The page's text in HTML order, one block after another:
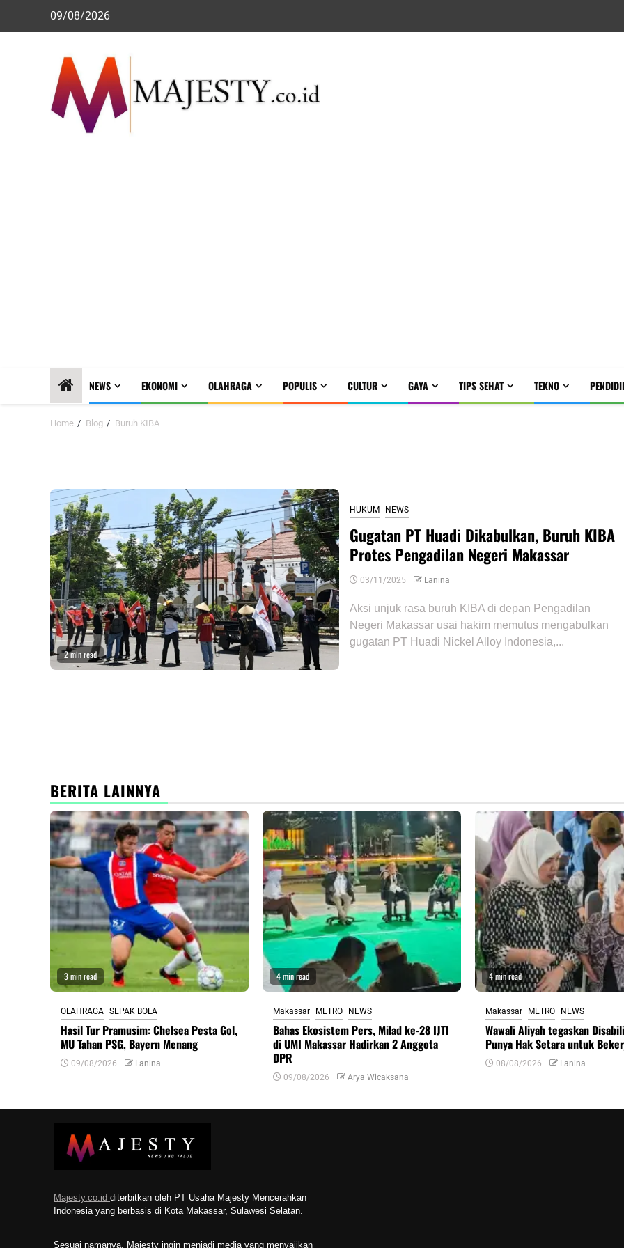
09/08/2026
NEWS EKONOMI OLAHRAGA POPULIS CULTUR GAYA TIPS SEHAT TEKNO
Home Blog Buruh KIBA
2 min read
HUKUM NEWS
Gugatan PT Huadi Dikabulkan, Buruh KIBA
Protes Pengadilan Negeri Makassar
03/11/2025 Lanina
Aksi unjuk rasa buruh KIBA di depan Pengadilan
Negeri Makassar usai hakim memutus mengabulkan
gugatan PT Huadi Nickel Alloy Indonesia,...
BERITA LAINNYA
3 min read
OLAHRAGA SEPAK BOLA
Hasil Tur Pramusim: Chelsea Pesta Gol,
MU Tahan PSG, Bayern Menang
09/08/2026 Lanina
4 min read
Makassar METRO NEWS
Bahas Ekosistem Pers, Milad ke-28 IJTI
di UMI Makassar Hadirkan 2 Anggota
DPR
09/08/2026 Arya Wicaksana
4 min read
Makassar METRO NEWS
Wawali Aliyah tegaskan
Punya Hak Setara untuk
08/08/2026 Lanina
Majesty.co.id diterbitkan oleh PT Usaha Majesty Mencerahkan
Indonesia yang berbasis di Kota Makassar, Sulawesi Selatan.
Sesuai namanya, Majesty ingin menjadi media yang menyajikan